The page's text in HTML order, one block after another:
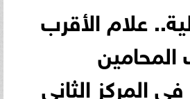
علام الأقرب
المركز الثاني